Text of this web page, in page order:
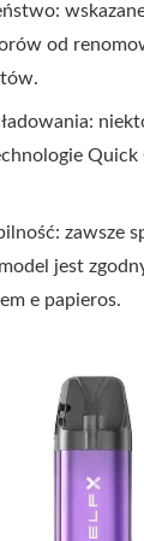
od
Quick
zawsze
jest
e papieros.